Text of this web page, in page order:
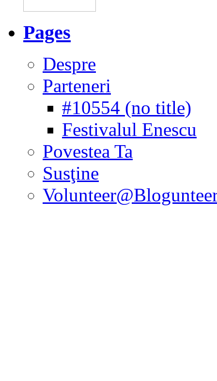
Pages
Despre
Parteneri
#10554 (no title)
Festivalul Enescu
Povestea Ta
Susţine